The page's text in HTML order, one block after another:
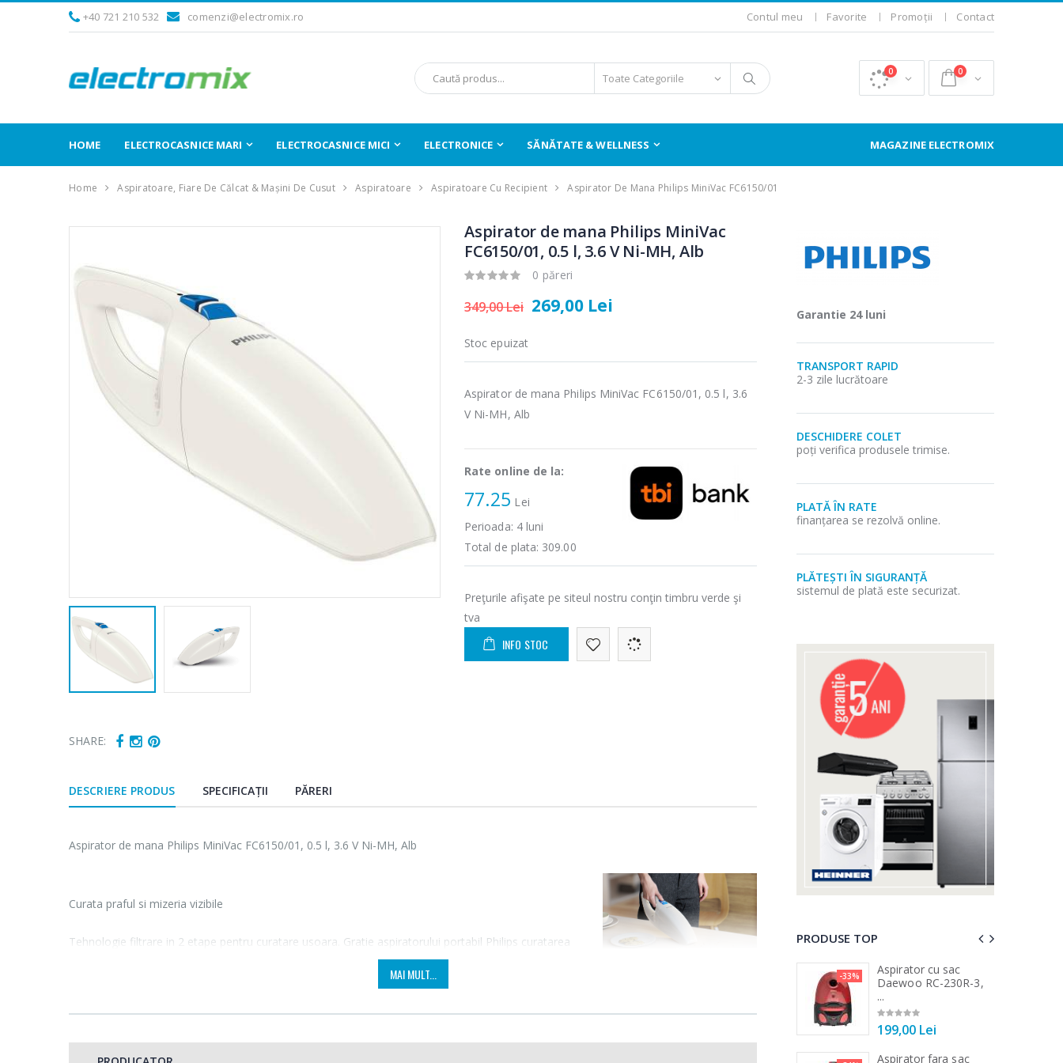
+40 721 210 532 comenzi@electromix.ro Contul meu Favorite Promoții Contact
0 0
HOME ELECTROCASNICE MARI ELECTROCASNICE MICI ELECTRONICE SĂNĂTATE & WELLNESS MAGAZINE ELECTROMIX
Home Aspiratoare, Fiare De Călcat & Mașini De Cusut Aspiratoare Aspiratoare Cu Recipient Aspirator De Mana Philips MiniVac FC6150/01
SHARE:
Aspirator de mana Philips MiniVac
FC6150/01, 0.5 l, 3.6 V Ni-MH, Alb
0 păreri
349,00 Lei 269,00 Lei
Stoc epuizat
Aspirator de mana Philips MiniVac FC6150/01, 0.5 l, 3.6
V Ni-MH, Alb
Rate online de la:
77.25 Lei
Perioada: 4luni
Total de plata: 309.00
Preţurile afişate pe siteul nostru conţin timbru verde şi
tva
INFO STOC
DESCRIERE PRODUS SPECIFICAȚII PĂRERI
Aspirator de mana Philips MiniVac FC6150/01, 0.5 l, 3.6 V Ni-MH, Alb
Curata praful si mizeria vizibile
Tehnologie filtrare in 2 etape pentru curatare usoara. Gratie aspiratorului portabil Philips curatarea
zilnica devine rapida si usoara. Este furnizat cu baterii reincarcabile pentru mobilitate maxima, iar
accesoriile incluse iti permit sa cureti suprafete delicate si sa ajungi in cele mai dificile colturi.
MAI MULT...
Garantie 24 luni
TRANSPORT RAPID
2-3 zile lucrătoare
DESCHIDERE COLET
poți verifica produsele trimise.
PLATĂ ÎN RATE
finanțarea se rezolvă online.
PLĂTEȘTI ÎN SIGURANȚĂ
sistemul de plată este securizat.
PRODUSE TOP
89,00 Lei 139,00 Lei
-33%
Aspirator cu sac
Daewoo RC-230R-3,
...
199,00 Lei
Aspirator fara sac